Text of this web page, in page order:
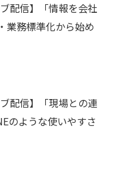
配信】「情報を会社
業務標準化から始め
配信】「現場との連
のような使いやすさ